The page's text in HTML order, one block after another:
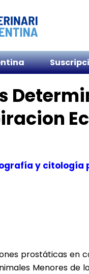
y citología
prostáticas en
Menores de